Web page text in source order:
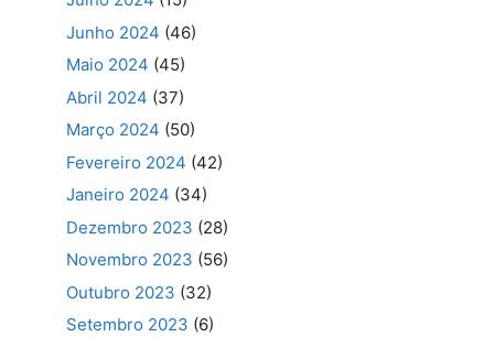
Junho 2024 (46)
Maio 2024 (45)
Abril 2024 (37)
Março 2024 (50)
Fevereiro 2024 (42)
Janeiro 2024 (34)
Dezembro 2023 (28)
Novembro 2023 (56)
Outubro 2023 (32)
Setembro 2023 (6)